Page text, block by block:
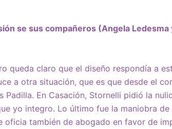
se sus compañeros (Angela
queda claro que el diseño respondía a
a otra situación, que es que desde el
Padilla. En Casación, Stornelli pidió la
yo integro. Lo último fue la maniobra
oficia también de abogado en favor de